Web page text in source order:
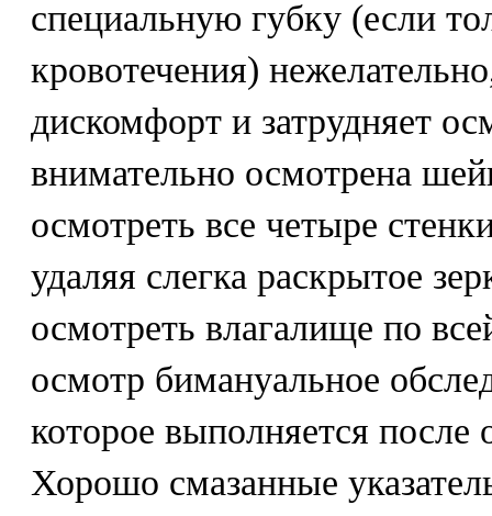
специальную губку (если
кровотечения)
дискомфорт и затрудняет
внимательно осмотрена
осмотреть все четыре
удаляя слегка раскрытое
осмотреть влагалище по
осмотр бимануальное
которое выполняется после
Хорошо смазанные